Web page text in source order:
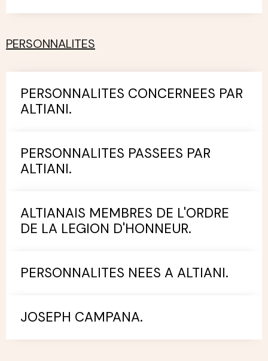
PERSONNALITES
PERSONNALITES CONCERNEES PAR
ALTIANI.
PERSONNALITES PASSEES PAR
ALTIANI.
ALTIANAIS MEMBRES DE L'ORDRE
DE LA LEGION D'HONNEUR.
PERSONNALITES NEES A ALTIANI.
JOSEPH CAMPANA.